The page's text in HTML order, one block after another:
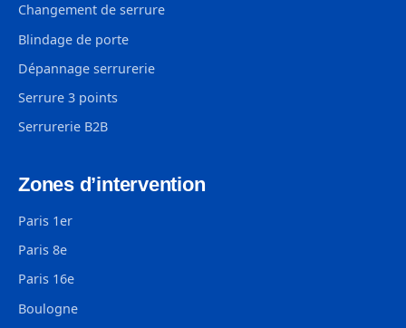
Changement de serrure
Blindage de porte
Dépannage serrurerie
Serrure 3 points
Serrurerie B2B
Zones d’intervention
Paris 1er
Paris 8e
Paris 16e
Boulogne